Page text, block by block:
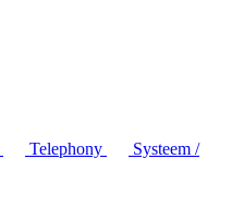
Telephony
Systeem /